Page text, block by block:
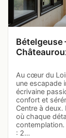
Bételgeuse
Au cœur du
une escapade
écrivaine
confort et
Centre à deux.
où chaque
contemplation.
: 2…